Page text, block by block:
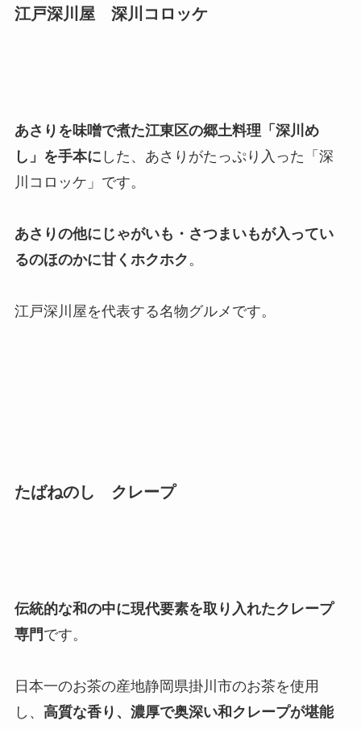
江戸深川屋 深川コロッケ
あさりを味噌で煮た江東区の郷土料理「深川め
し」を手本に した、あさりがたっぷり入った「深
川コロッケ」です。
あさりの他にじゃがいも・さつまいもが入ってい
るのほのかに甘くホクホク 。
江戸深川屋を代表する名物グルメです。
たばねのし クレープ
伝統的な和の中に現代要素を取り入れたクレープ
専門 です。
日本一のお茶の産地静岡県掛川市のお茶を使用
し、 高質な香り、濃厚で奥深い和クレープが堪能